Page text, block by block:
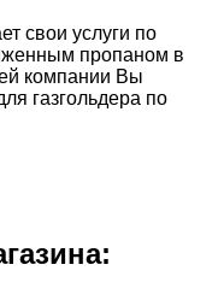
свои услуги по
пропаном в
компании Вы
газгольдера по